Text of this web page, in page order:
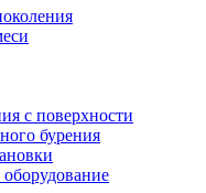
с поверхности
бурения